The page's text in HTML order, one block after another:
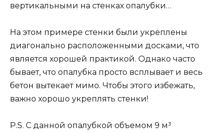
вертикальными на стенках опалубки…
На этом примере стенки были укреплены
диагонально расположенными досками, что
является хорошей практикой. Однако часто
бывает, что опалубка просто всплывает и весь
бетон вытекает мимо. Чтобы этого избежать,
важно хорошо укреплять стенки!
P.S. С данной опалубкой объемом 9 м³